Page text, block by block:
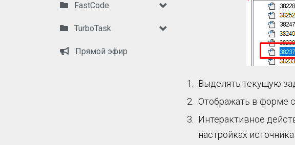
FastCode
TurboTask
Прямой эфир
Выделять текущую
Отображать в форме
Интерактивное
настройках